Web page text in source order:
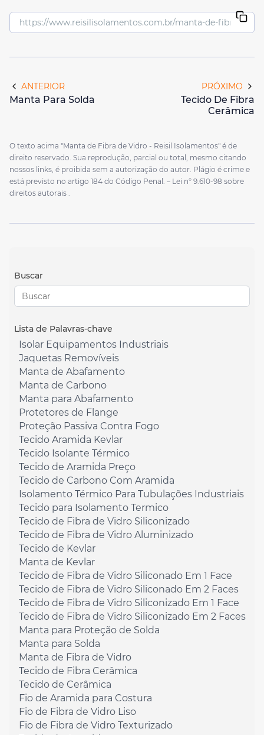
ANTERIOR
Manta Para Solda
PRÓXIMO
Tecido De Fibra
Cerâmica
O texto acima "Manta de Fibra de Vidro - Reisil Isolamentos" é de
direito reservado. Sua reprodução, parcial ou total, mesmo citando
nossos links, é proibida sem a autorização do autor. Plágio é crime e
está previsto no artigo 184 do Código Penal. – Lei n° 9.610-98 sobre
direitos autorais .
Buscar
Lista de Palavras-chave
Isolar Equipamentos Industriais
Jaquetas Removíveis
Manta de Abafamento
Manta de Carbono
Manta para Abafamento
Protetores de Flange
Proteção Passiva Contra Fogo
Tecido Aramida Kevlar
Tecido Isolante Térmico
Tecido de Aramida Preço
Tecido de Carbono Com Aramida
Isolamento Térmico Para Tubulações Industriais
Tecido para Isolamento Termico
Tecido de Fibra de Vidro Siliconizado
Tecido de Fibra de Vidro Aluminizado
Tecido de Kevlar
Manta de Kevlar
Tecido de Fibra de Vidro Siliconado Em 1 Face
Tecido de Fibra de Vidro Siliconado Em 2 Faces
Tecido de Fibra de Vidro Siliconizado Em 1 Face
Tecido de Fibra de Vidro Siliconizado Em 2 Faces
Manta para Proteção de Solda
Manta para Solda
Manta de Fibra de Vidro
Tecido de Fibra Cerâmica
Tecido de Cerâmica
Fio de Aramida para Costura
Fio de Fibra de Vidro Liso
Fio de Fibra de Vidro Texturizado